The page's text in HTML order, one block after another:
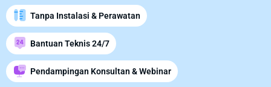
Tanpa Instalasi & Perawatan
Bantuan Teknis 24/7
Pendampingan Konsultan & Webinar